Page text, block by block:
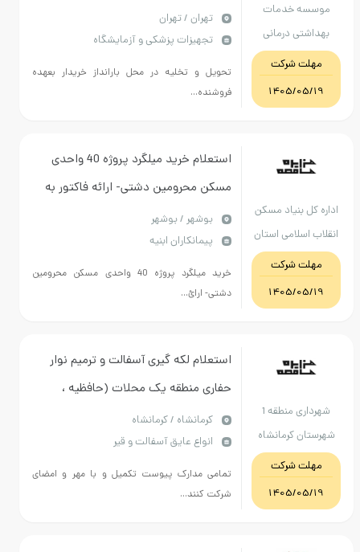
خدمات
درمانی
تهران
بصورت نقدی ابطال میگردد.
تهران / تهران
تجهیزات پزشکی و آزمایشگاه
تحویل و تخلیه در محل بارانداز خریدار بعهده
فروشنده...
مسکن
استان
استعلام خرید میلگرد پروژه 40 واحدی
مسکن محرومین دشتی- ارائه فاکتور به
همراه برگه پیشنهاد قیمت الزامی است-
تخصیص 5000
بوشهر / بوشهر
پیمانکاران ابنیه
خرید میلگرد پروژه 40 واحدی مسکن محرومین
دشتی- ارائ...
شهرداری منطقه 1
کرمانشاه
استعلام لکه گیری آسفالت و ترمیم نوار
حفاری منطقه یک محلات (حافظیه ،
چقاگلان)كرمانشاه / کرمانشاه
انواع عایق آسفالت و قیر
تمامی مدارک پیوست تکمیل و با مهر و امضای
شرکت کنند...